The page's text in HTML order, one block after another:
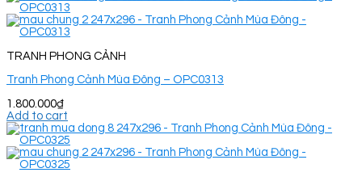
TRANH PHONG CẢNH
Tranh Phong Cảnh Mùa Đông – OPC0313
1.800.000₫
Add to cart